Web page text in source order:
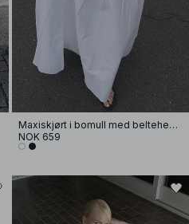
Maxiskjørt i bomull med beltehemper
NOK 659